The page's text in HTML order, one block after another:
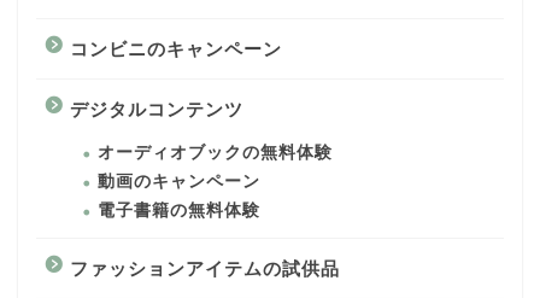
コンビニのキャンペーン
デジタルコンテンツ
オーディオブックの無料体験
動画のキャンペーン
電子書籍の無料体験
ファッションアイテムの試供品